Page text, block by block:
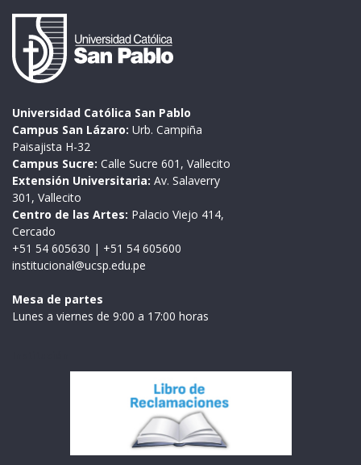
Universidad Católica San Pablo
Campus San Lázaro: Urb. Campiña
Paisajista H-32
Campus Sucre: Calle Sucre 601, Vallecito
Extensión Universitaria: Av. Salaverry
301, Vallecito
Centro de las Artes: Palacio Viejo 414,
Cercado
+51 54 605630 | +51 54 605600
institucional@ucsp.edu.pe
Mesa de partes
Lunes a viernes de 9:00 a 17:00 horas